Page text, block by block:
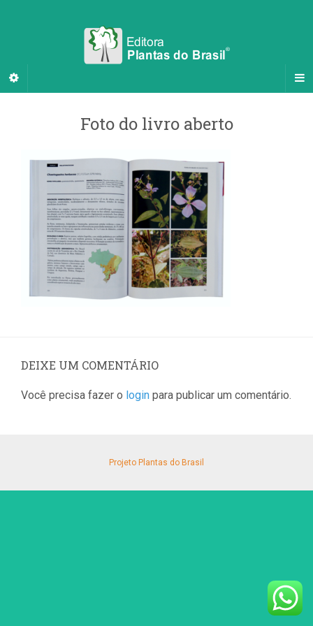
Foto do livro aberto
DEIXE UM COMENTÁRIO
Você precisa fazer o login para publicar um comentário.
Projeto Plantas do Brasil